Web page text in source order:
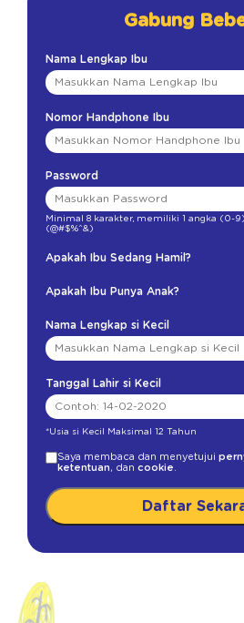
Gabung
Nama Lengkap Ibu
Nomor Handphone Ibu
Password
Minimal 8 karakter, memiliki 1 angka (0-9)
(@#$%^&)
Apakah Ibu Sedang Hamil?
Apakah Ibu Punya Anak?
Nama Lengkap si Kecil
Tanggal Lahir si Kecil
*Usia si Kecil Maksimal 12 Tahun
Saya membaca dan menyetujui
ketentuan, dan cookie
Daftar